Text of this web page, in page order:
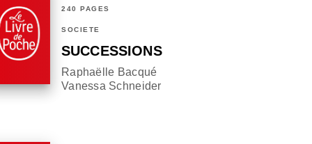
240 PAGES
SOCIÉTÉ
SUCCESSIONS
Raphaëlle Bacqué
Vanessa Schneider